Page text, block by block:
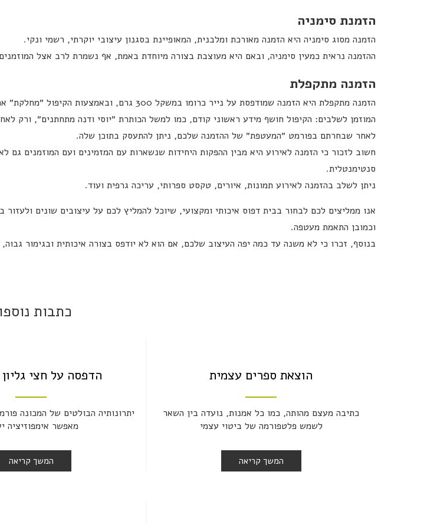
הזמנת סימניה
הזמנה מסוג סימניה היא הזמנה מאורכת ומלבנית, המאופיינת בסגנון עיצובי יוקרתי, רשמי ונקי.
ההזמנה נראית כמעין סימניה, ובאם היא מעוצבת בצורה מיוחדת באמת, אף נשמרת לרב אצל
הזמנה מתקפלת
הזמנה מתקפלת היא הזמנה שמודפסת על נייר כרומו במשקל 300 גרם,
המוזמן לשלבים: הקיפול חושף מידע ראשוני קודם, כמו למשל הכותרת ״יוסי ודנה מתחתנים״, ורק
לאחר שבחרתם בפורמט ״המעטפת״ של ההזמנה שלכם, ניתן להתעסק בתוכן שלה.
חשוב לזכור כי הזמנה לאירוע היא מבין ההפקות היחידות שנשארות עם המזמינים ועם המוזמנים
סנטימנטלית.
ניתן לשלב בהזמנה לאירוע תמונות, איורים, טקסט ספרותי, עריכה גרפית ועוד.
אנו ממליצים לכם לבחור בבית דפוס איכותי ומקצועי, שיוכל להמליץ לכם על עיצובים שונים
וכמובן התאמת מעטפה.
בנוסף, זכרו כי לא משנה עד כמה יפה העיצוב שלכם, אם הוא לא יודפס בצורה איכותית ובגימור
כתבות
הוצאת ספרים עצמית
כתיבה מעצם מהותה, כמו כל אמנות, נועדה בין השאר
לשמש פלטפורמה של ביטוי עצמי
המשך קריאה
הדפסה על חצי גליון
מאפשר אימפוזיציה
המשך קריאה
דוא"ל
לפרטים